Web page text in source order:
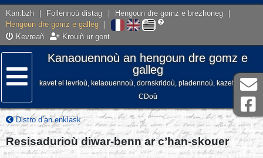
Kan.bzh Follennoù distag Hengoun dre gomz e brezhoneg
Hengoun dre gomz e galleg
Kevreañ
Krouiñ ur gont
Lañser
Kanaouennoù an hengoun dre gomz e
galleg
kavet el levrioù, kelaouennoù, dornskridoù, pladennoù, kazetennoù,
CDoù
Distro d’an enklask
Resisadurioù diwar-benn ar c’han-skouer